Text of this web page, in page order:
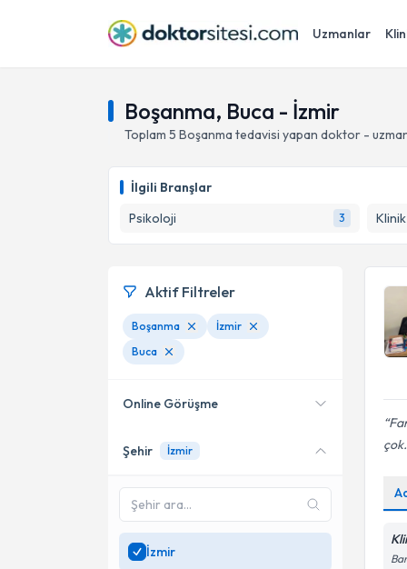
Uzmanlar
Boşanma, Buca - İzmir
Toplam 5 Boşanma tedavisi yapan doktor -
İlgili Branşlar
Psikoloji
3
Aktif Filtreler
Boşanma
İzmir
Buca
Online Görüşme
Online danışmanlık sunan
Sadeceİzmir
uzman ara
Şehir İzmir
İzmir